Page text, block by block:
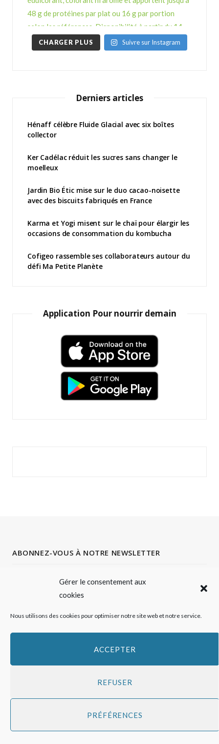
Gérer le consentement aux
cookies
Nous utilisons des cookies pour optimiser notre site web et notre service.
ACCEPTER
REFUSER
PRÉFÉRENCES
CHARGER PLUS Suivre sur Instagram
Derniers articles
Hénaff célèbre Fluide Glacial avec six boîtes
collector
Ker Cadélac réduit les sucres sans changer le
moelleux
Jardin Bio Étic mise sur le duo cacao-noisette
avec des biscuits fabriqués en France
Karma et Yogi misent sur le chaï pour élargir les
occasions de consommation du kombucha
Cofigeo rassemble ses collaborateurs autour du
défi Ma Petite Planète
Application Pour nourrir demain
ABONNEZ-VOUS À NOTRE NEWSLETTER
Hénaff célèbre Fluide Glacial avec six boîtes collector